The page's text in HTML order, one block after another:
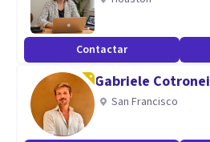
Contactar
Gabriele Cotronei
San Francisco